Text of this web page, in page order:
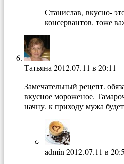
Станислав, вкусно-
консервантов, тоже
Татьяна2012.07.11 в 20:11
Замечательный рецепт.
вкусное мороженое,
начну. к приходу мужа
admin2012.07.11 в